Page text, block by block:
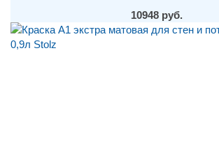
10948 руб.